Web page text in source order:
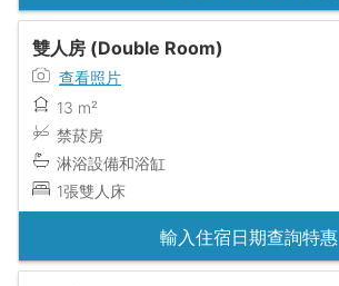
雙人房 (Double Room)
查看照片
13 m²
禁菸房
淋浴設備和浴缸
1張雙人床
輸入住宿日期查詢特惠